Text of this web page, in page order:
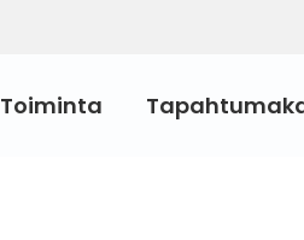
Toiminta